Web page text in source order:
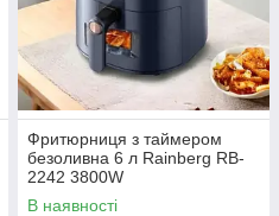
Фритюрниця з таймером
безоливна 6 л Rainberg RB-
2242 3800W
аерофритюрниця
В наявності